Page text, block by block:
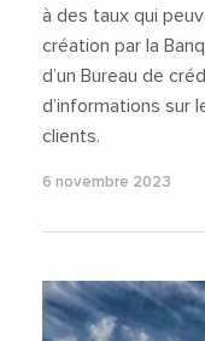
à des taux qui
création par la
d’un Bureau de
d’informations sur
clients.
6 novembre 2023